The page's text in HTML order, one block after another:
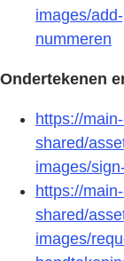
images/
nummeren
Ondertekenen
https://
shared/
images/
https://
shared/
images/